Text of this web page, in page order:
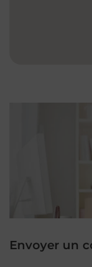
Envoyer un